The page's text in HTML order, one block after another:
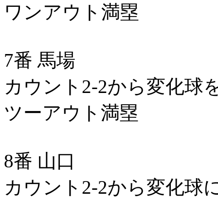
ワンアウト満塁
7番 馬場
カウント2-2から変化球
ツーアウト満塁
8番 山口
カウント2-2から変化球